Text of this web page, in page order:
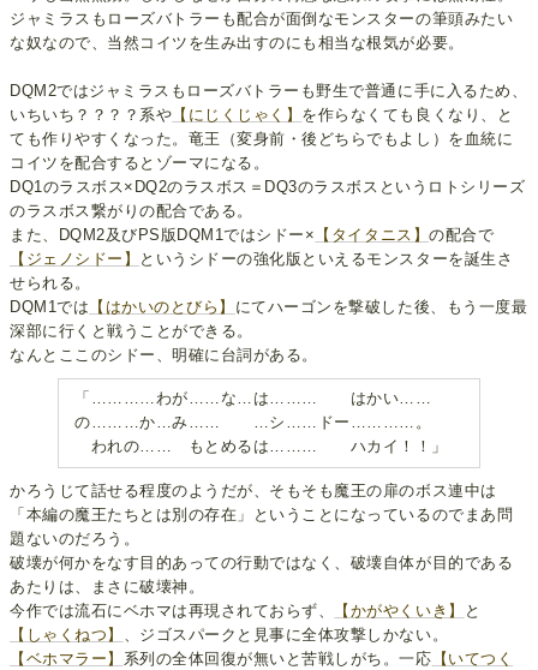
ジャミラスもローズバトラーも配合が面倒なモンスターの筆頭みたい
な奴なので、当然コイツを生み出すのにも相当な根気が必要。
DQM2ではジャミラスもローズバトラーも野生で普通に手に入るため、
いちいち？？？？系や 【にじくじゃく】 を作らなくても良くなり、と
ても作りやすくなった。竜王（変身前・後どちらでもよし）を血統に
コイツを配合するとゾーマになる。
DQ1のラスボス×DQ2のラスボス＝DQ3のラスボスというロトシリーズ
のラスボス繋がりの配合である。
また、DQM2及びPS版DQM1ではシドー× 【タイタニス】の配合で
【ジェノシドー】
というシドーの強化版といえるモンスターを誕生さ
せられる。
DQM1では 【はかいのとびら】 にてハーゴンを撃破した後、もう一度最
深部に行くと戦うことができる。
なんとここのシドー、明確に台詞がある。
「…………わが……な…は……… はかい……
の………か…み…… …シ……ドー…………。
われの…… もとめるは……… ハカイ！！」
かろうじて話せる程度のようだが、そもそも魔王の扉のボス連中は
「本編の魔王たちとは別の存在」ということになっているのでまあ問
題ないのだろう。
破壊が何かをなす目的あっての行動ではなく、破壊自体が目的である
あたりは、まさに破壊神。
今作では流石にベホマは再現されておらず、
【かがやくいき】
と
【しゃくねつ】 、ジゴスパークと見事に全体攻撃しかない。
【ベホマラー】 系列の全体回復が無いと苦戦しがち。一応 【いてつく